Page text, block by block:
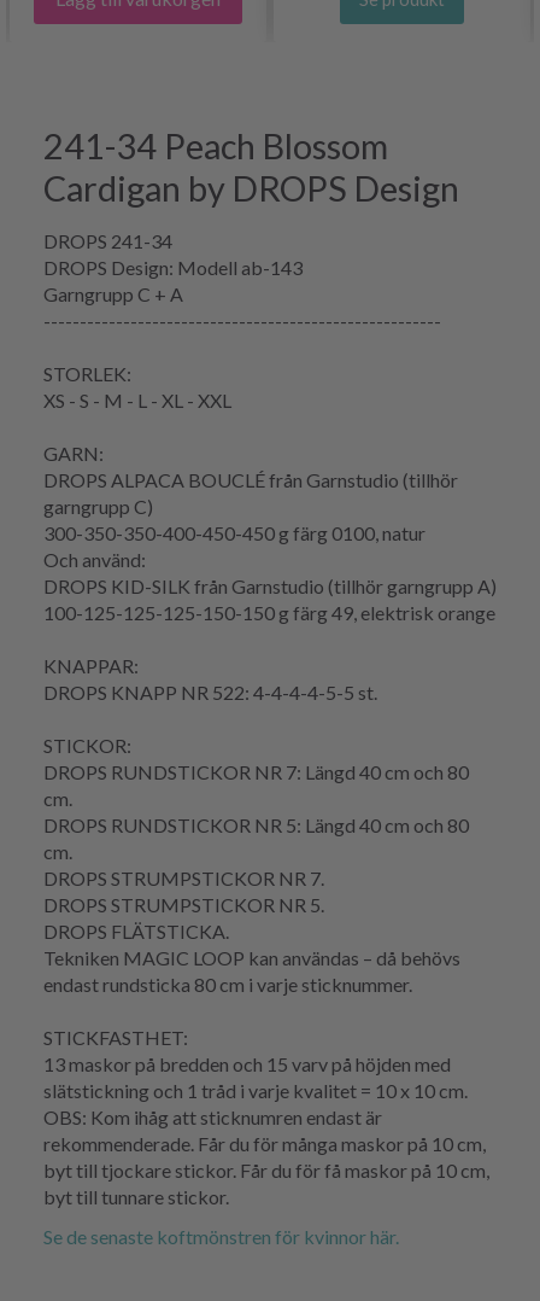
241-34 Peach Blossom
Cardigan by DROPS Design
DROPS 241-34
DROPS Design: Modell ab-143
Garngrupp C + A
-------------------------------------------------------
STORLEK:
XS - S - M - L - XL - XXL
GARN:
DROPS ALPACA BOUCLÉ från Garnstudio (tillhör
garngrupp C)
300-350-350-400-450-450 g färg 0100, natur
Och använd:
DROPS KID-SILK från Garnstudio (tillhör garngrupp A)
100-125-125-125-150-150 g färg 49, elektrisk orange
KNAPPAR:
DROPS KNAPP NR 522: 4-4-4-4-5-5 st.
STICKOR:
DROPS RUNDSTICKOR NR 7: Längd 40 cm och 80
cm.
DROPS RUNDSTICKOR NR 5: Längd 40 cm och 80
cm.
DROPS STRUMPSTICKOR NR 7.
DROPS STRUMPSTICKOR NR 5.
DROPS FLÄTSTICKA.
Tekniken MAGIC LOOP kan användas – då behövs
endast rundsticka 80 cm i varje sticknummer.
STICKFASTHET:
13 maskor på bredden och 15 varv på höjden med
slätstickning och 1 tråd i varje kvalitet = 10 x 10 cm.
OBS: Kom ihåg att sticknumren endast är
rekommenderade. Får du för många maskor på 10 cm,
byt till tjockare stickor. Får du för få maskor på 10 cm,
byt till tunnare stickor.
Se de senaste koftmönstren för kvinnor här.